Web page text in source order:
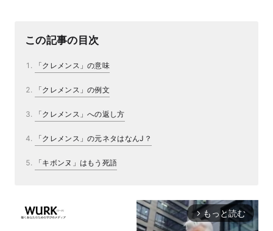
この記事の目次
「クレメンス」の意味
「クレメンス」の例文
「クレメンス」への返し方
「クレメンス」の元ネタはなんJ？
「キボンヌ」はもう死語
arrow_forward_ios もっと読む